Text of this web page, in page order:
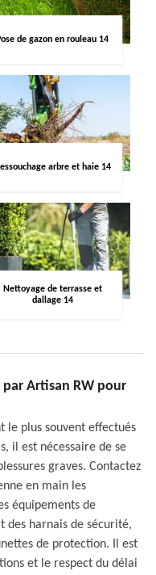
de gazon en rouleau 14
arbre et haie 14
Nettoyage de terrasse et
dallage 14
par Artisan RW pour
le plus souvent effectués
il est nécessaire de se
graves. Contactez
en main les
équipements de
des harnais de sécurité,
de protection. Il est
et le respect du délai